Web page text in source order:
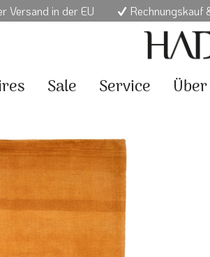
Versand in der EU Rechnungskauf
Sale Service